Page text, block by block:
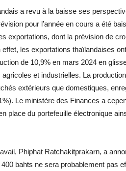
a revu à la baisse ses
pour l’année en cours a été
exportations, dont la prévision de
les exportations thaïlandaises
de 10,9% en mars 2024 en
et industrielles. La
extérieurs que domestiques,
Le ministère des Finances a
place du portefeuille électronique
Phiphat Ratchakitprakarn, a
bahts ne sera probablement pas